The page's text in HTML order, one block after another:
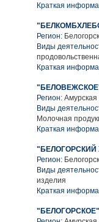
Краткая
Регион: Белогорск
Виды
Краткая
Регион: Амурская
Виды
Молочная
Краткая
"БЕЛОГОРСКИЙ
Регион: Белогорск
Виды
изделия
Краткая